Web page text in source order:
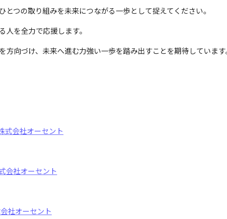
とつの取り組みを未来につながる一歩として捉えてください。
人を全力で応援します。
方向づけ、未来へ進む力強い一歩を踏み出すことを期待しています
式会社オーセント
会社オーセント
社オーセント